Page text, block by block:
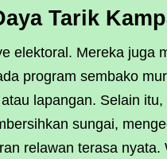
Tarik
elektoral. Mereka juga
program sembako
lapangan. Selain
sungai,
relawan terasa nyata.